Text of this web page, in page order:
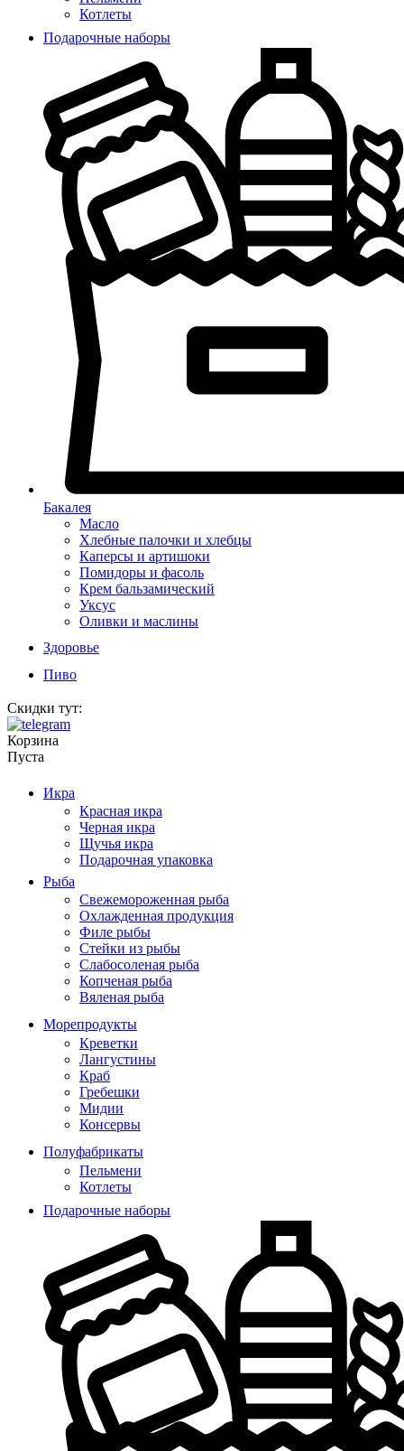
Котлеты
Подарочные наборы
Бакалея
Масло
Хлебные палочки и хлебцы
Каперсы и артишоки
Помидоры и фасоль
Крем бальзамический
Уксус
Оливки и маслины
Здоровье
Пиво
Скидки тут:
Корзина
Пуста
Икра
Красная икра
Черная икра
Щучья икра
Подарочная упаковка
Рыба
Свежемороженная рыба
Охлажденная продукция
Филе рыбы
Стейки из рыбы
Слабосоленая рыба
Копченая рыба
Вяленая рыба
Морепродукты
Креветки
Лангустины
Краб
Гребешки
Мидии
Консервы
Полуфабрикаты
Пельмени
Котлеты
Подарочные наборы